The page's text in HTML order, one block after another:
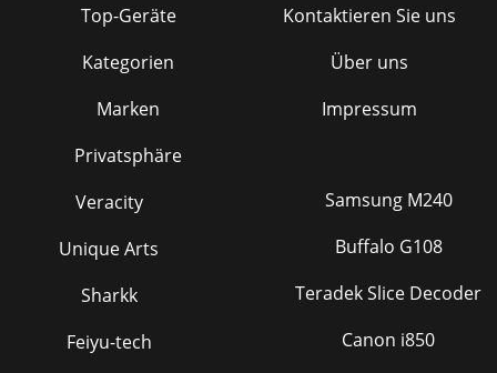
Top-Geräte
Kategorien
Marken
Privatsphäre
Kontaktieren Sie uns
Über uns
Impressum
Veracity
Unique Arts
Sharkk
Feiyu-tech
Samsung M240
Buffalo G108
Teradek Slice Decoder
Canon i850